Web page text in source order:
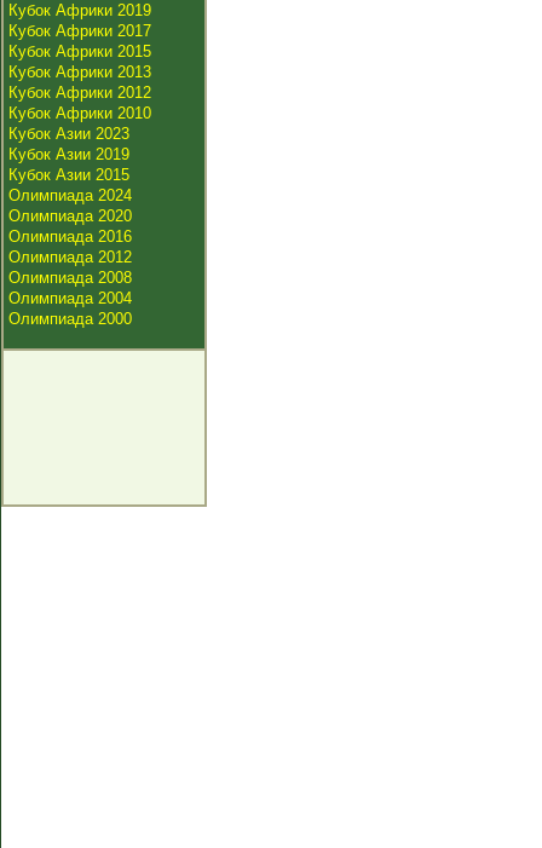
Кубок Африки 2019
Кубок Африки 2017
Кубок Африки 2015
Кубок Африки 2013
Кубок Африки 2012
Кубок Африки 2010
Кубок Азии 2023
Кубок Азии 2019
Кубок Азии 2015
Олимпиада 2024
Олимпиада 2020
Олимпиада 2016
Олимпиада 2012
Олимпиада 2008
Олимпиада 2004
Олимпиада 2000